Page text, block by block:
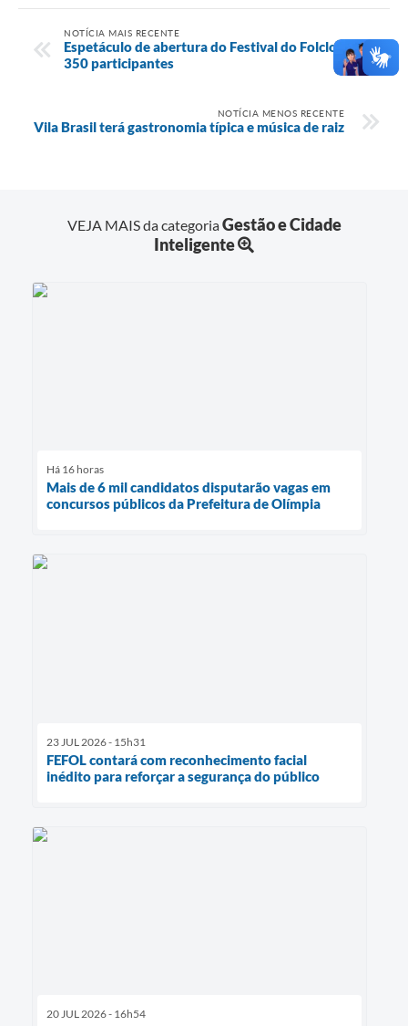
NOTÍCIA MAIS RECENTE
Espetáculo de abertura do Festival do Folclore terá
350 participantes
NOTÍCIA MENOS RECENTE
Vila Brasil terá gastronomia típica e música de raiz
VEJA MAIS da categoriaGestão e Cidade
Inteligente
Há 16 horas
Mais de 6 mil candidatos disputarão vagas em
concursos públicos da Prefeitura de Olímpia
23 JUL 2026 - 15h31
FEFOL contará com reconhecimento facial
inédito para reforçar a segurança do público
20 JUL 2026 - 16h54